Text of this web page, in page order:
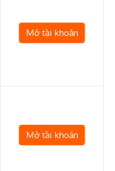
Mở tài khoản
Mở tài khoản